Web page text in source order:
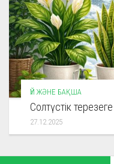
ҮЙ ЖӘНЕ БАҚША
Солтүстік
27.12.2025